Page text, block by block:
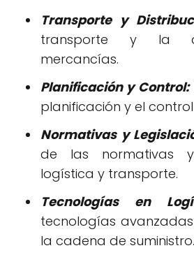
Transporte y
transporte y la
mercancías.
Planificación y Control:
planificación y el
Normativas y
de las normativas
logística y transporte.
Tecnologías en
tecnologías
la cadena de suministro.